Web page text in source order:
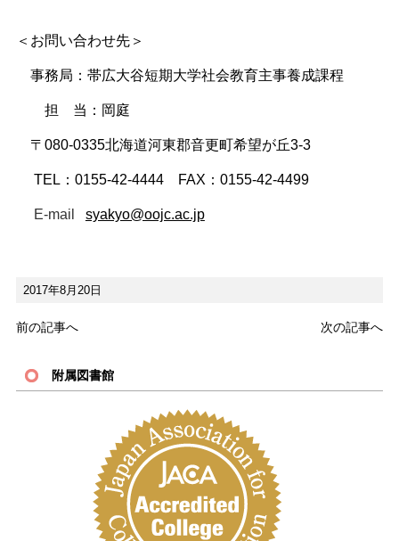
＜お問い合わせ先＞
事務局：帯広大谷短期大学社会教育主事養成課程
担 当：岡庭
〒080-0335北海道河東郡音更町希望が丘3-3
TEL ：0155-42-4444 FAX ： 0155-42-4499
E-mail syakyo@oojc.ac.jp
2017年8月20日
前の記事へ 次の記事へ
附属図書館